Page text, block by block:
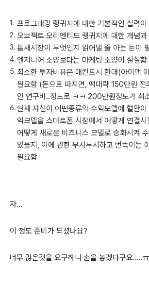
프로그래밍 랭귀지에 대한 기본적인 실력이
오브젝트 오리엔티드 랭귀지에 대한 개념
틈새시장이 무엇인지 읽어낼 줄 아는 눈이
엔지니어 소양보다는 마케팅 소양이 절실함
최소한 투자비용은 매킨토시 한대(아이맥
필요함 (돈으로 따지면, 맥대략 150만원 전
인 연구비..정도로 ㅋㅋ 200만원정도가 최
현재 자신이 어떤종류의 수익모델에 혈안
익모델을 스마트폰 시장에서 어떻게 연결
어떻게 새로운 비즈니스 모델로 승화시켜
있을지, 이에 관한 무시무시하고 번뜩이는
필요함
자...
이 정도 준비가 되셨나요?
너무 많은것을 요구하니 손을 놓겠다구요.....